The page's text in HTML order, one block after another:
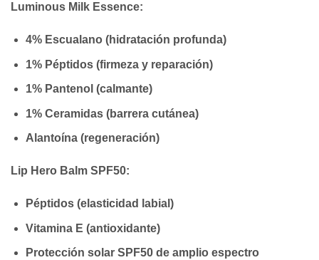
Luminous Milk Essence:
4% Escualano (hidratación profunda)
1% Péptidos (firmeza y reparación)
1% Pantenol (calmante)
1% Ceramidas (barrera cutánea)
Alantoína (regeneración)
Lip Hero Balm SPF50:
Péptidos (elasticidad labial)
Vitamina E (antioxidante)
Protección solar SPF50 de amplio espectro